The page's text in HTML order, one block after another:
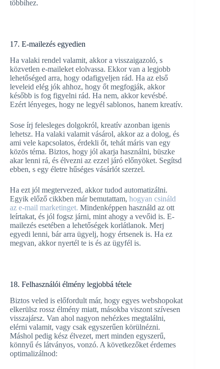
többihez.
17. E-mailezés egyedien
Ha valaki rendel valamit, akkor a visszaigazoló, s
közvetlen e-maileket elolvassa. Ekkor van a legjobb
lehetőséged arra, hogy odafigyeljen rád. Ha az első
leveleid elég jók ahhoz, hogy őt megfogják, akkor
később is fog figyelni rád. Ha nem, akkor kevésbé.
Ezért lényeges, hogy ne legyél sablonos, hanem kreatív.
Sose írj felesleges dolgokról, kreatív azonban igenis
lehetsz. Ha valaki valamit vásárol, akkor az a dolog, és
ami vele kapcsolatos, érdekli őt, tehát máris van egy
közös téma. Biztos, hogy jól akarja használni, büszke
akar lenni rá, és élvezni az ezzel járó előnyöket. Segítsd
ebben, s egy életre hűséges vásárlót szerzel.
Ha ezt jól megtervezed, akkor tudod automatizálni.
Egyik előző cikkben már bemutattam, hogyan csináld
az e-mail marketinget. Mindenképpen használd az ott
leírtakat, és jól fogsz járni, mint ahogy a vevőid is. E-
mailezés esetében a lehetőségek korlátlanok. Merj
egyedi lenni, bár arra ügyelj, hogy értsenek is. Ha ez
megvan, akkor nyertél te is és az ügyfél is.
18. Felhasználói élmény legjobbá tétele
Biztos veled is előfordult már, hogy egyes webshopokat
elkerülsz rossz élmény miatt, másokba viszont szívesen
visszajársz. Van ahol nagyon nehézkes megtalálni,
elérni valamit, vagy csak egyszerűen körülnézni.
Máshol pedig kész élvezet, mert minden egyszerű,
könnyű és látványos, vonzó. A következőket érdemes
optimalizálnod: